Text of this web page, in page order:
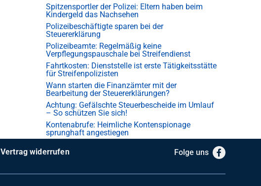
Spitzensportler der Polizei: Eltern haben beim
Kindergeld das Nachsehen
Polizeibeschäftigte sparen bei der
Steuererklärung
Polizeibeamte: Regelmäßig keine
Verpflegungspauschale bei Streifendienst
Fahrtkosten: Dienststelle ist erste Tätigkeitsstätte
für Streifenpolizisten
Wann starten die Finanzämter mit der
Bearbeitung der Steuererklärungen?
Achtung: Gefälschte Steuerbescheide im Umlauf
– So schützen Sie sich!
Kontenabrufe: Heimliche Kontenspionage
sprunghaft angestiegen
Vertrag widerrufen Folge uns Facebook